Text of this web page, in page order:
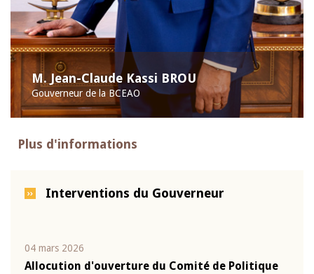
M. Jean-Claude Kassi BROU
Gouverneur de la BCEAO
Plus d'informations
Interventions du Gouverneur
04 mars 2026
Allocution d'ouverture du Comité de Politique